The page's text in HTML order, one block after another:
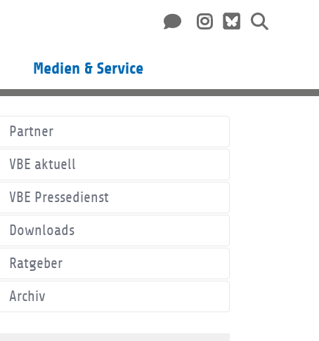
Medien & Service
Partner
VBE aktuell
VBE Pressedienst
Downloads
Ratgeber
Archiv